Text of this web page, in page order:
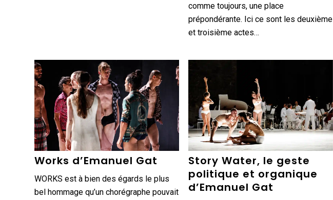
comme toujours, une place
prépondérante. Ici ce sont les deuxième
et troisième actes…
Works d’Emanuel Gat
WORKS est à bien des égards le plus
bel hommage qu’un chorégraphe pouvait
Story Water, le geste
politique et organique
d’Emanuel Gat